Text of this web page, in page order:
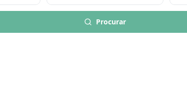
Procurar